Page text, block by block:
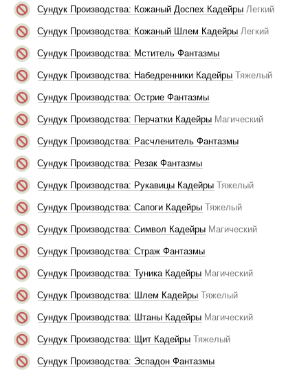
Сундук Производства: Кожаный Доспех Кадейры Легкий
Сундук Производства: Кожаный Шлем Кадейры Легкий
Сундук Производства: Мститель Фантазмы
Сундук Производства: Набедренники Кадейры Тяжелый
Сундук Производства: Острие Фантазмы
Сундук Производства: Перчатки Кадейры Магический
Сундук Производства: Расчленитель Фантазмы
Сундук Производства: Резак Фантазмы
Сундук Производства: Рукавицы Кадейры Тяжелый
Сундук Производства: Сапоги Кадейры Тяжелый
Сундук Производства: Символ Кадейры Магический
Сундук Производства: Страж Фантазмы
Сундук Производства: Туника Кадейры Магический
Сундук Производства: Шлем Кадейры Тяжелый
Сундук Производства: Штаны Кадейры Магический
Сундук Производства: Щит Кадейры Тяжелый
Сундук Производства: Эспадон Фантазмы